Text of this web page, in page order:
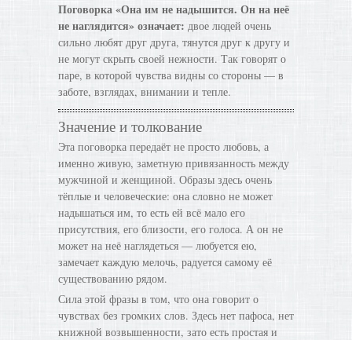
Поговорка «Она им не надышится. Он на неё
не наглядится» означает: двое людей очень
сильно любят друг друга, тянутся друг к другу и
не могут скрыть своей нежности. Так говорят о
паре, в которой чувства видны со стороны — в
заботе, взглядах, внимании и тепле.
Значение и толкование
Эта поговорка передаёт не просто любовь, а
именно живую, заметную привязанность между
мужчиной и женщиной. Образы здесь очень
тёплые и человеческие: она словно не может
надышаться им, то есть ей всё мало его
присутствия, его близости, его голоса. А он не
может на неё наглядеться — любуется ею,
замечает каждую мелочь, радуется самому её
существованию рядом.
Сила этой фразы в том, что она говорит о
чувствах без громких слов. Здесь нет пафоса, нет
книжной возвышенности, зато есть простая и